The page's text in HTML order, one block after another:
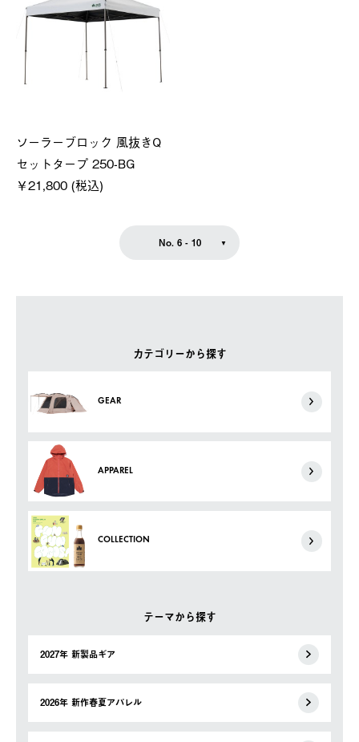
カテゴリーから探す
GEAR
APPAREL
COLLECTION
テーマから探す
2027年 新製品ギア
2026年 新作春夏アパレル
ソーラーブロック 風抜きQ
セットタープ 250-BG
￥21,800 (税込)
No. 6 - 10